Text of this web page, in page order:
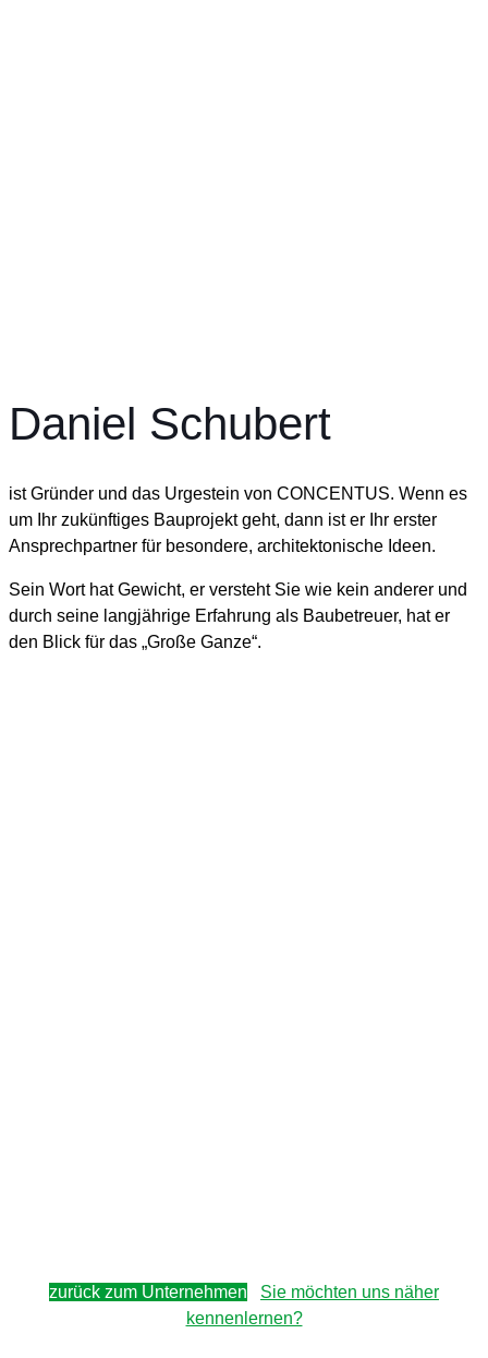
Daniel Schubert
ist Gründer und das Urgestein von CONCENTUS. Wenn es
um Ihr zukünftiges Bauprojekt geht, dann ist er Ihr erster
Ansprechpartner für besondere, architektonische Ideen.
Sein Wort hat Gewicht, er versteht Sie wie kein anderer und
durch seine langjährige Erfahrung als Baubetreuer, hat er
den Blick für das „Große Ganze“.
zurück zum Unternehmen
Sie möchten uns näher
kennenlernen?